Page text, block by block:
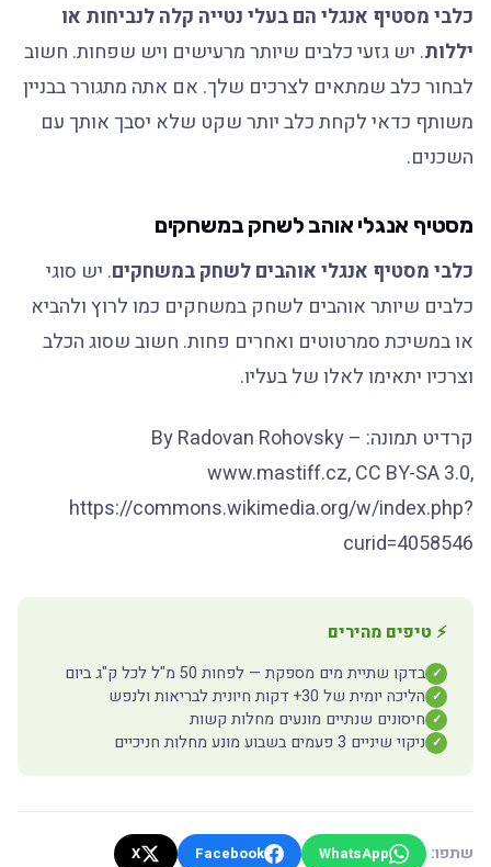
כלבי מסטיף אנגלי הם בעלי נטייה קלה לנביחות או
יללות. יש גזעי כלבים שיותר מרעישים ויש שפחות. חשוב
לבחור כלב שמתאים לצרכים שלך. אם אתה מתגורר בבניין
משותף כדאי לקחת כלב יותר שקט שלא יסבך אותך עם
השכנים.
מסטיף אנגלי אוהב לשחק במשחקים
כלבי מסטיף אנגלי אוהבים לשחק במשחקים. יש סוגי
כלבים שיותר אוהבים לשחק במשחקים כמו לרוץ ולהביא
או במשיכת סמרטוטים ואחרים פחות. חשוב שסוג הכלב
וצרכיו יתאימו לאלו של בעליו.
קרדיט תמונה: By Radovan Rohovsky –
www.mastiff.cz, CC BY-SA 3.0,
https://commons.wikimedia.org/w/index.php?
curid=4058546
⚡ טיפים מהירים
✓ בדקו שתיית מים מספקת — לפחות 50 מ"ל לכל ק"ג ביום
✓ הליכה יומית של 30+ דקות חיונית לבריאות ולנפש
✓ חיסונים שנתיים מונעים מחלות קשות
✓ ניקוי שיניים 3 פעמים בשבוע מונע מחלות חניכיים
שתפו: WhatsApp
Facebook
X